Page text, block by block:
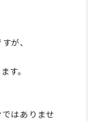
が、
す。
はありませ